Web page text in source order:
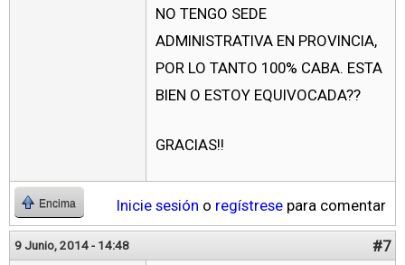
NO TENGO SEDE
ADMINISTRATIVA EN PROVINCIA,
POR LO TANTO 100% CABA. ESTA
BIEN O ESTOY EQUIVOCADA??
GRACIAS!!
Encima Inicie sesión o regístrese para comentar
9 Junio, 2014 - 14:48 #7